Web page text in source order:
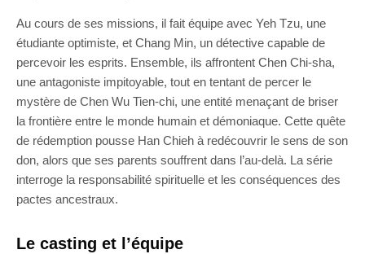
Au cours de ses missions, il fait équipe avec Yeh Tzu, une
étudiante optimiste, et Chang Min, un détective capable de
percevoir les esprits. Ensemble, ils affrontent Chen Chi-sha,
une antagoniste impitoyable, tout en tentant de percer le
mystère de Chen Wu Tien-chi, une entité menaçant de briser
la frontière entre le monde humain et démoniaque. Cette quête
de rédemption pousse Han Chieh à redécouvrir le sens de son
don, alors que ses parents souffrent dans l’au-delà. La série
interroge la responsabilité spirituelle et les conséquences des
pactes ancestraux.
Le casting et l’équipe